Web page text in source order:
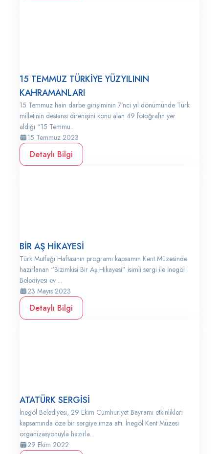
15 TEMMUZ TÜRKİYE YÜZYILININ
KAHRAMANLARI
15 Temmuz hain darbe girişiminin 7’nci yıl dönümünde Türk
milletinin destansı direnişini konu alan 49 fotoğrafın yer
aldığı “15 Temmu...
15 Temmuz 2023
Detaylı Bilgi
BİR AŞ HİKAYESİ
Türk Mutfağı Haftasının programı kapsamın Kent Müzesinde
hazırlanan “Bizimkisi Bir Aş Hikayesi” isimli sergi ile İnegöl
Belediyesi ev ...
23 Mayıs 2023
Detaylı Bilgi
ATATÜRK SERGİSİ
İnegöl Belediyesi, 29 Ekim Cumhuriyet Bayramı etkinlikleri
kapsamında öze bir sergiye imza attı. İnegöl Kent Müzesi
organizasyonuyla hazırla...
29 Ekim 2022